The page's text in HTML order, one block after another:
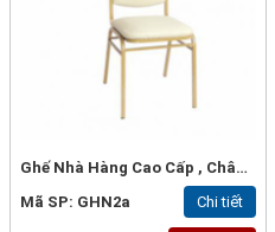
Ghế Nhà Hàng Cao Cấp , Chân Sắt Vuông 20x1.2mm Sơn Tĩnh Điện, Bọc Nệm - GHN2A:
Mã SP: GHN2a
Chi tiết